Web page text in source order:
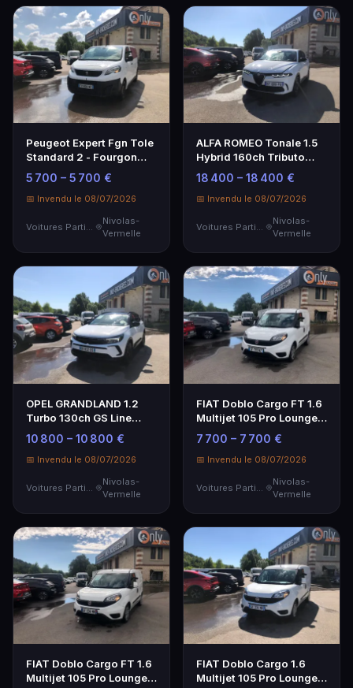
Peugeot Expert Fgn Tole
Standard 2 - Fourgon
utilitaire polyvalent
5 700 – 5 700 €
📅 Invendu le 08/07/2026
Voitures Particulières
Nivolas-
Vermelle
ALFA ROMEO Tonale 1.5
Hybrid 160ch Tributo
Italiano - Voiture
d'occasion
18 400 – 18 400 €
📅 Invendu le 08/07/2026
Voitures Particulières
Nivolas-
Vermelle
OPEL GRANDLAND 1.2
Turbo 130ch GS Line
BVA8 - SUV moderne et
performant
10 800 – 10 800 €
📅 Invendu le 08/07/2026
Nivolas-
Vermelle
FIAT Doblo Cargo FT 1.6
Multijet 105 Pro Lounge -
Utilitaire Pratique
7 700 – 7 700 €
📅 Invendu le 08/07/2026
Nivolas-
Vermelle
FIAT Doblo Cargo FT 1.6
Multijet 105 Pro Lounge -
FIAT Doblo Cargo 1.6
Multijet 105 Pro Lounge -